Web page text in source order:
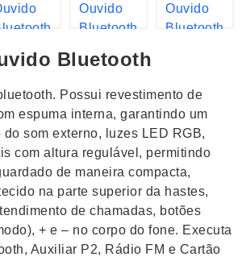
Bluetooth
Possui revestimento de
espuma interna, garantindo um
som externo, luzes LED RGB,
com altura regulável, permitindo
de maneira compacta,
na parte superior da hastes,
de chamadas, botões
+ e – no corpo do fone. Executa
Auxiliar P2, Rádio FM e Cartão